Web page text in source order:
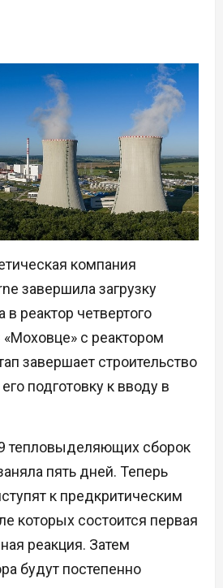
компания
завершила загрузку
в реактор четвертого
с реактором
завершает строительство
подготовку к вводу в
тепловыделяющих сборок
пять дней. Теперь
к предкритическим
которых состоится первая
реакция. Затем
будут постепенно